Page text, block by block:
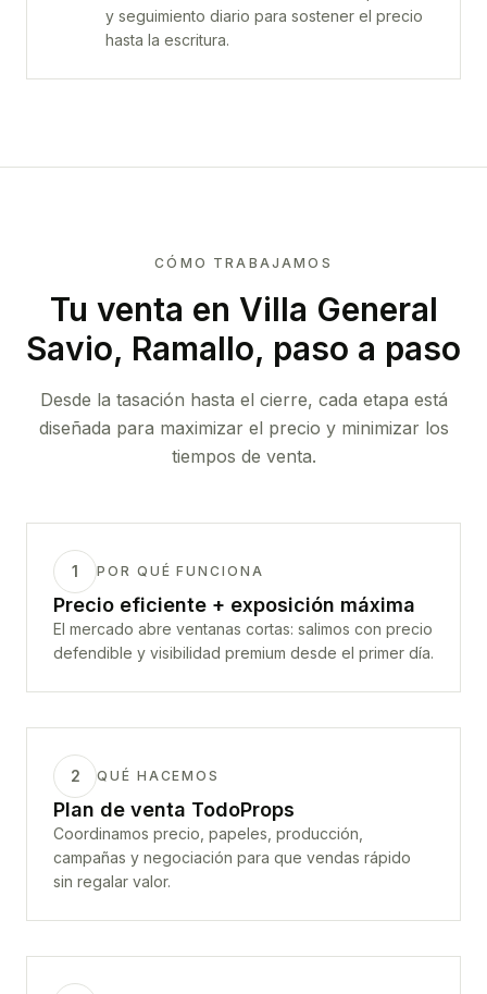
y seguimiento diario para sostener el precio
hasta la escritura.
CÓMO TRABAJAMOS
Tu venta en Villa General
Savio, Ramallo, paso a paso
Desde la tasación hasta el cierre, cada etapa está
diseñada para maximizar el precio y minimizar los
tiempos de venta.
1 POR QUÉ FUNCIONA
Precio eficiente + exposición máxima
El mercado abre ventanas cortas: salimos con precio
defendible y visibilidad premium desde el primer día.
2 QUÉ HACEMOS
Plan de venta TodoProps
Coordinamos precio, papeles, producción,
campañas y negociación para que vendas rápido
sin regalar valor.